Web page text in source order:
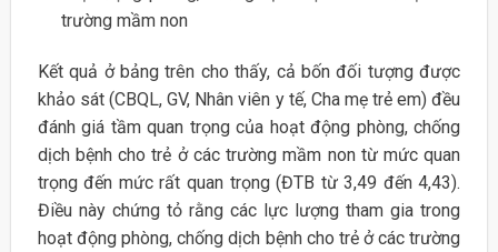
trường mầm non
Kết quả ở bảng trên cho thấy, cả bốn đối tượng được
khảo sát (CBQL, GV, Nhân viên y tế, Cha mẹ trẻ em) đều
đánh giá tầm quan trọng của hoạt động phòng, chống
dịch bệnh cho trẻ ở các trường mầm non từ mức quan
trọng đến mức rất quan trọng (ĐTB từ 3,49 đến 4,43).
Điều này chứng tỏ rằng các lực lượng tham gia trong
hoạt động phòng, chống dịch bệnh cho trẻ ở các trường